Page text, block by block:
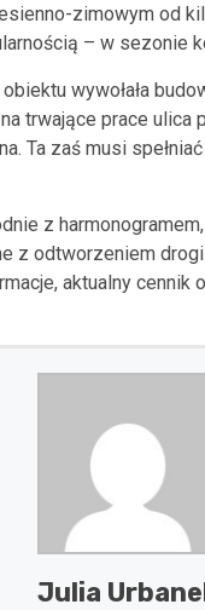
zimowym od
– w sezonie
wywołała
trwające prace ulica
Ta zaś musi
z
z odtworzeniem
aktualny cennik
Julia